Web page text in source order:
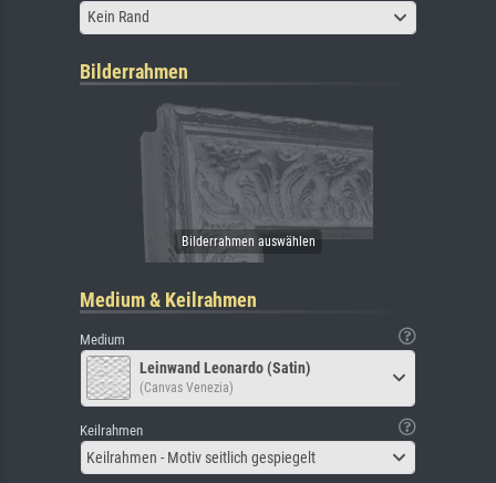
Kein Rand
Bilderrahmen
Medium & Keilrahmen
Medium
Leinwand Leonardo (Satin)
(Canvas Venezia)
Keilrahmen
Keilrahmen - Motiv seitlich gespiegelt